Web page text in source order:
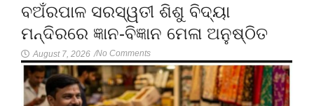
ବଅଁରପାଳ ସରସ୍ୱତୀ ଶିଶୁ ବିଦ୍ୟା
ମନ୍ଦିରରେ ଜ୍ଞାନ-ବିଜ୍ଞାନ ମେଳା ଅନୁଷ୍ଠିତ
August 7, 2026 /No Comments